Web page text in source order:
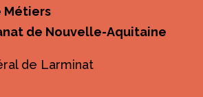
Métiers
de Nouvelle-Aquitaine
de Larminat